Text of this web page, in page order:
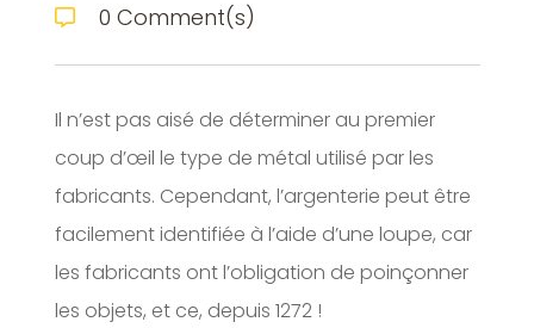
 0 Comment(s)
Il n’est pas aisé de déterminer au premier
coup d’œil le type de métal utilisé par les
fabricants. Cependant, l’argenterie peut être
facilement identifiée à l’aide d’une loupe, car
les fabricants ont l’obligation de poinçonner
les objets, et ce, depuis 1272 !